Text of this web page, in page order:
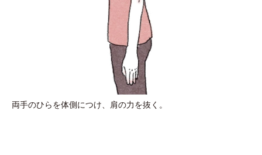
両手のひらを体側につけ、肩の力を抜く。